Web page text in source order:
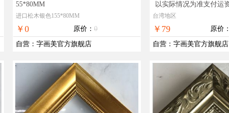
55*80MM
进口松木银色155*80MM
￥0 原价： 0
自营 ： 字画美官方旗舰店
以实际情况为准支付运
台湾地区
￥79 原价：
自营 ： 字画美官方旗舰店